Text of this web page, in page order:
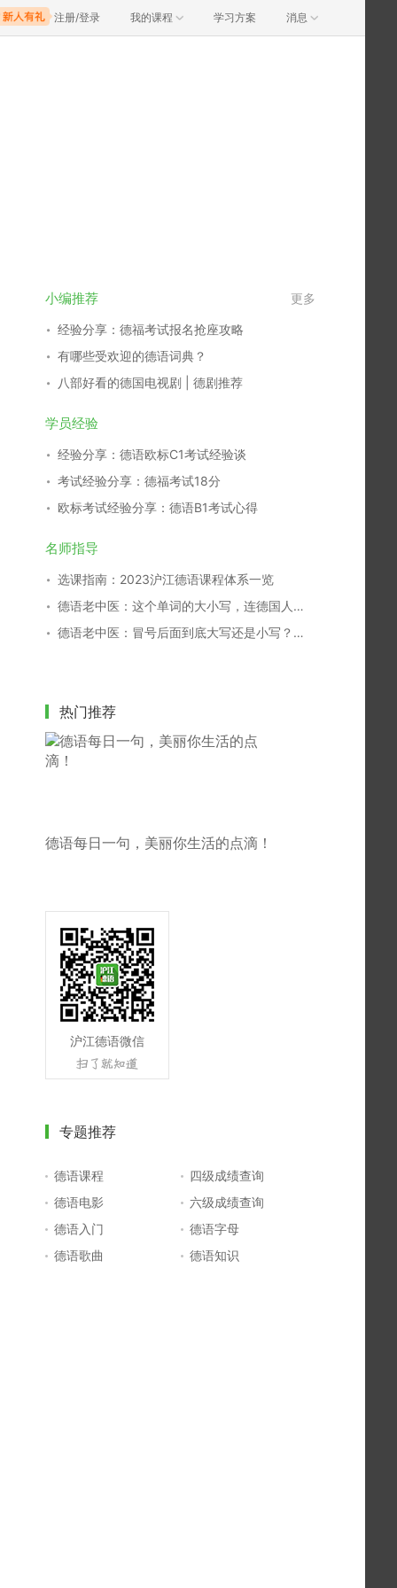
注册/登录 我的课程 学习方案 消息
小编推荐 更多
经验分享：德福考试报名抢座攻略
有哪些受欢迎的德语词典？
八部好看的德国电视剧 | 德剧推荐
学员经验
经验分享：德语欧标C1考试经验谈
考试经验分享：德福考试18分
欧标考试经验分享：德语B1考试心得
名师指导
选课指南：2023沪江德语课程体系一览
德语老中医：这个单词的大小写，连德国人都搞不清！
德语老中医：冒号后面到底大写还是小写？别再傻傻分不清！
热门推荐
德语每日一句，美丽你生活的点滴！
沪江德语微信
专题推荐
德语课程
四级成绩查询
德语电影
六级成绩查询
德语入门
德语字母
德语歌曲
德语知识